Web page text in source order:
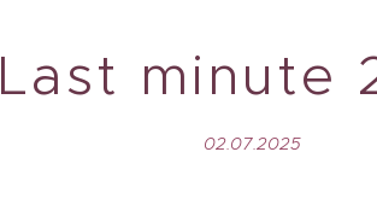
Last minute
02.07.2025